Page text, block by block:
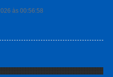
às 00:56:58